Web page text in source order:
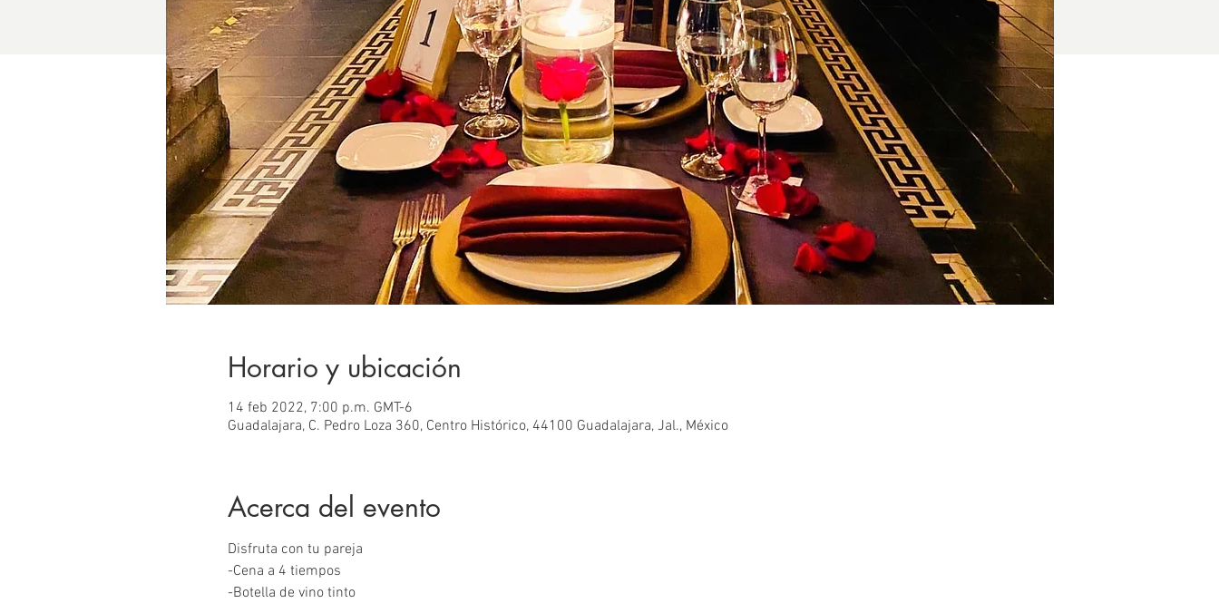
Horario y ubicación
14 feb 2022, 7:00 p.m. GMT-6
Guadalajara, C. Pedro Loza 360, Centro Histórico, 44100 Guadalajara, Jal., México
Acerca del evento
Disfruta con tu pareja
-Cena a 4 tiempos
-Botella de vino tinto